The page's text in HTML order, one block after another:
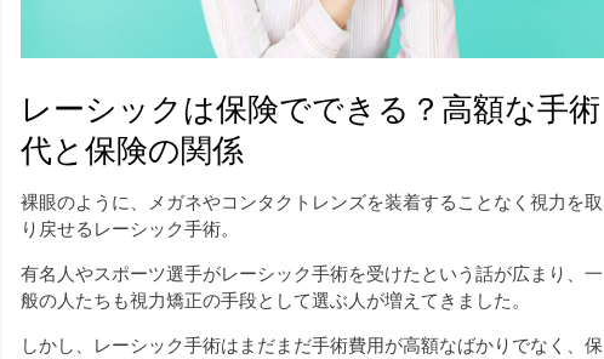
レーシックは保険でできる？高額な手術
代と保険の関係
裸眼のように、メガネやコンタクトレンズを装着することなく視力を取
り戻せるレーシック手術。
有名人やスポーツ選手がレーシック手術を受けたという話が広まり、一
般の人たちも視力矯正の手段として選ぶ人が増えてきました。
しかし、レーシック手術はまだまだ手術費用が高額なばかりでなく、保